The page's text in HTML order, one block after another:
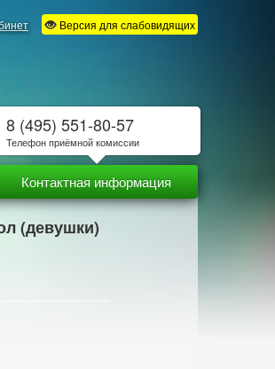
Версия для слабовидящих
Контактная информация
(девушки)
8 (495) 551-80-57
Телефон приёмной комиссии